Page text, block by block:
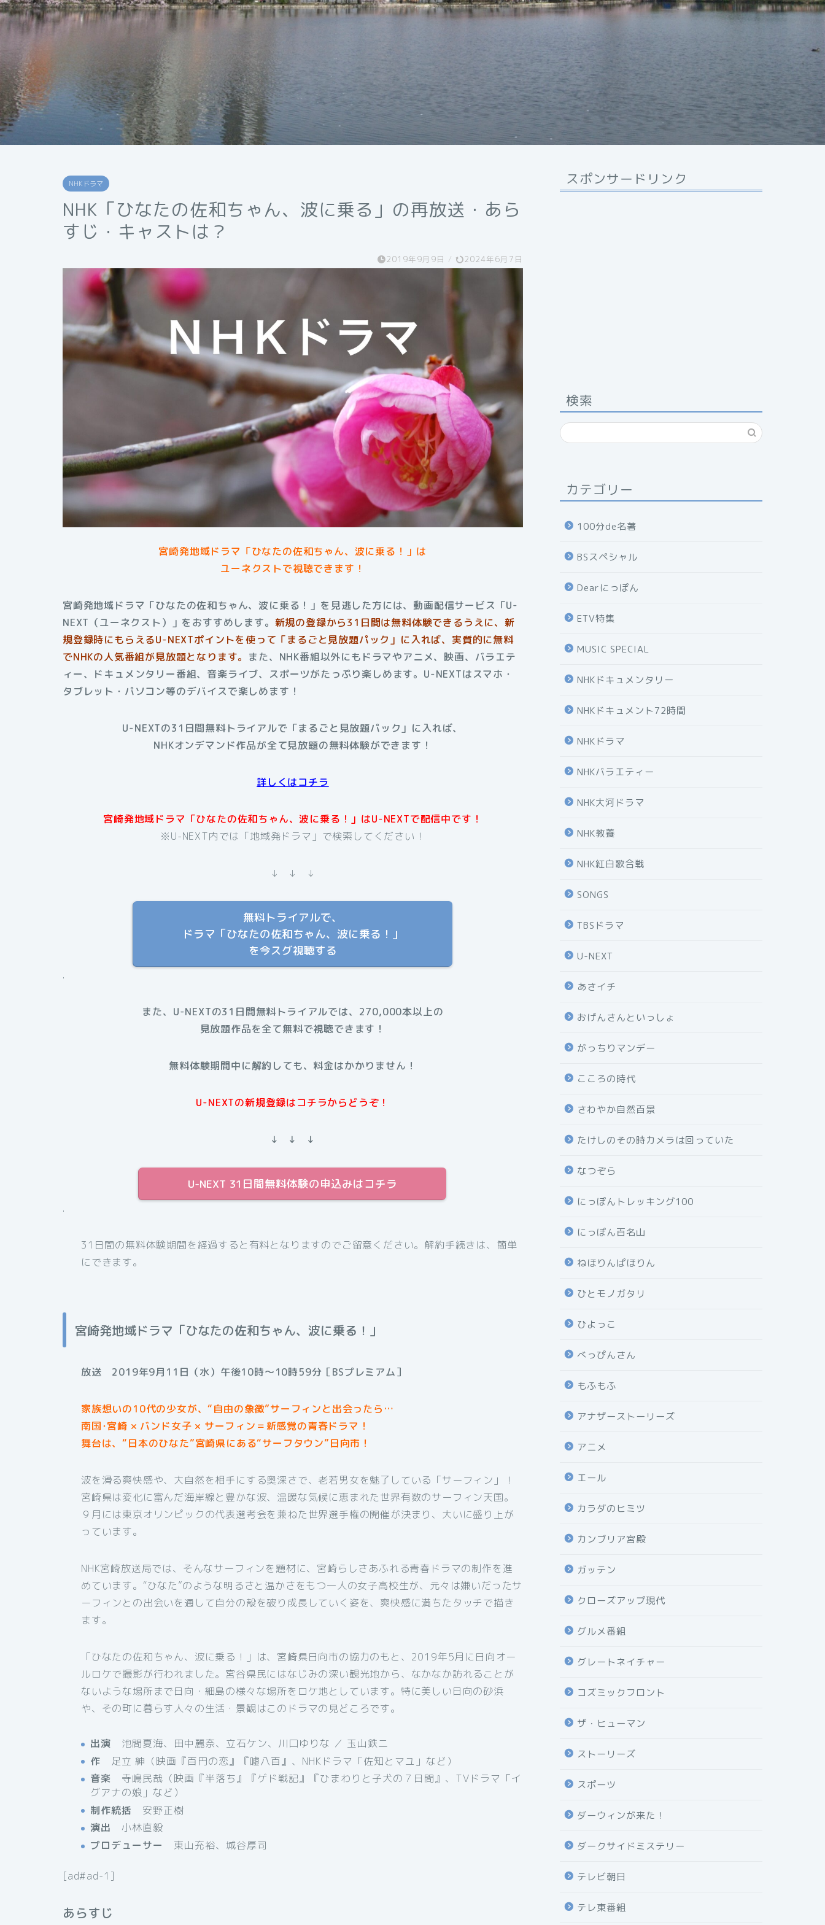
NHKドラマ
NHK「ひなたの佐和ちゃん、波に乗る」の再放送・あら
すじ・キャストは？
2019年9月9日 / 2024年6月7日
宮崎発地域ドラマ「ひなたの佐和ちゃん、波に乗る！」は
ユーネクストで視聴できます！
宮崎発地域ドラマ「ひなたの佐和ちゃん、波に乗る！」を見逃した方には、動画配信サービス「U-
NEXT（ユーネクスト）」をおすすめします。 新規の登録から31日間は無料体験できるうえに、新
規登録時にもらえるU-NEXTポイントを使って「まるごと見放題パック」に入れば、実質的に無料
でNHKの人気番組が見放題となります。 また、NHK番組以外にもドラマやアニメ、映画、バラエテ
ィー、ドキュメンタリー番組、音楽ライブ、スポーツがたっぷり楽しめます。U-NEXTはスマホ・
タブレット・パソコン等のデバイスで楽しめます！
U-NEXTの31日間無料トライアルで「まるごと見放題パック」に入れば、
NHKオンデマンド作品が全て見放題の無料体験ができます！
詳しくはコチラ
宮崎発地域ドラマ「ひなたの佐和ちゃん、波に乗る！」はU-NEXTで配信中です！
※U-NEXT内では「地域発ドラマ」で検索してください！
↓ ↓ ↓
無料トライアルで、
ドラマ「ひなたの佐和ちゃん、波に乗る！」
を今スグ視聴する
.
また、U-NEXTの31日間無料トライアルでは、270,000本以上の
見放題作品を全て無料で視聴できます！
無料体験期間中に解約しても、料金はかかりません！
U-NEXTの新規登録はコチラからどうぞ！
↓ ↓ ↓
U-NEXT 31日間無料体験の申込みはコチラ
.
31日間の無料体験期間を経過すると有料となりますのでご留意ください。解約手続きは、簡単
にできます。
宮崎発地域ドラマ「ひなたの佐和ちゃん、波に乗る！」
放送 2019年9月11日（水）午後10時〜10時59分［BSプレミアム］
家族想いの10代の少女が、“自由の象徴”サーフィンと出会ったら…
南国･宮崎 × バンド女子 × サーフィン＝新感覚の青春ドラマ！
舞台は、“日本のひなた”宮崎県にある“サーフタウン”日向市！
波を滑る爽快感や、大自然を相手にする奥深さで、老若男女を魅了している「サーフィン」！
宮崎県は変化に富んだ海岸線と豊かな波、温暖な気候に恵まれた世界有数のサーフィン天国。
９月には東京オリンピックの代表選考会を兼ねた世界選手権の開催が決まり、大いに盛り上が
っています。
NHK宮崎放送局では、そんなサーフィンを題材に、宮崎らしさあふれる青春ドラマの制作を進
めています。“ひなた”のような明るさと温かさをもつ一人の女子高校生が、元々は嫌いだったサ
ーフィンとの出会いを通して自分の殻を破り成長していく姿を、爽快感に満ちたタッチで描き
ます。
「ひなたの佐和ちゃん、波に乗る！」は、宮崎県日向市の協力のもと、2019年5月に日向オー
ルロケで撮影が行われました。宮谷県民にはなじみの深い観光地から、なかなか訪れることが
ないような場所まで日向・細島の様々な場所をロケ地としています。特に美しい日向の砂浜
や、その町に暮らす人々の生活・景観はこのドラマの見どころです。
出演 池間夏海、田中麗奈、立石ケン、川口ゆりな ／ 玉山鉄二
作 足立 紳（映画『百円の恋』『嘘八百』、NHKドラマ「佐知とマユ」など）
音楽 寺嶋民哉（映画『半落ち』『ゲド戦記』『ひまわりと子犬の７日間』、TVドラマ「イ
グアナの娘」など）
制作統括 安野正樹
演出 小林直毅
プロデューサー
東山充裕、城谷厚司
[ad#ad-1]
あらすじ
スポンサードリンク
検索
カテゴリー
100分de名著
BSスペシャル
Dearにっぽん
ETV特集
MUSIC SPECIAL
NHKドキュメンタリー
NHKドキュメント72時間
NHKドラマ
NHKバラエティー
NHK大河ドラマ
NHK教養
NHK紅白歌合戦
SONGS
TBSドラマ
U-NEXT
あさイチ
おげんさんといっしょ
がっちりマンデー
こころの時代
さわやか自然百景
たけしのその時カメラは回っていた
なつぞら
にっぽんトレッキング100
にっぽん百名山
ねほりんぱほりん
ひとモノガタリ
ひよっこ
べっぴんさん
もふもふ
アナザーストーリーズ
アニメ
エール
カラダのヒミツ
カンブリア宮殿
ガッテン
クローズアップ現代
グルメ番組
グレートネイチャー
コズミックフロント
ザ・ヒューマン
ストーリーズ
スポーツ
ダーウィンが来た！
ダークサイドミステリー
テレビ朝日
テレ東番組